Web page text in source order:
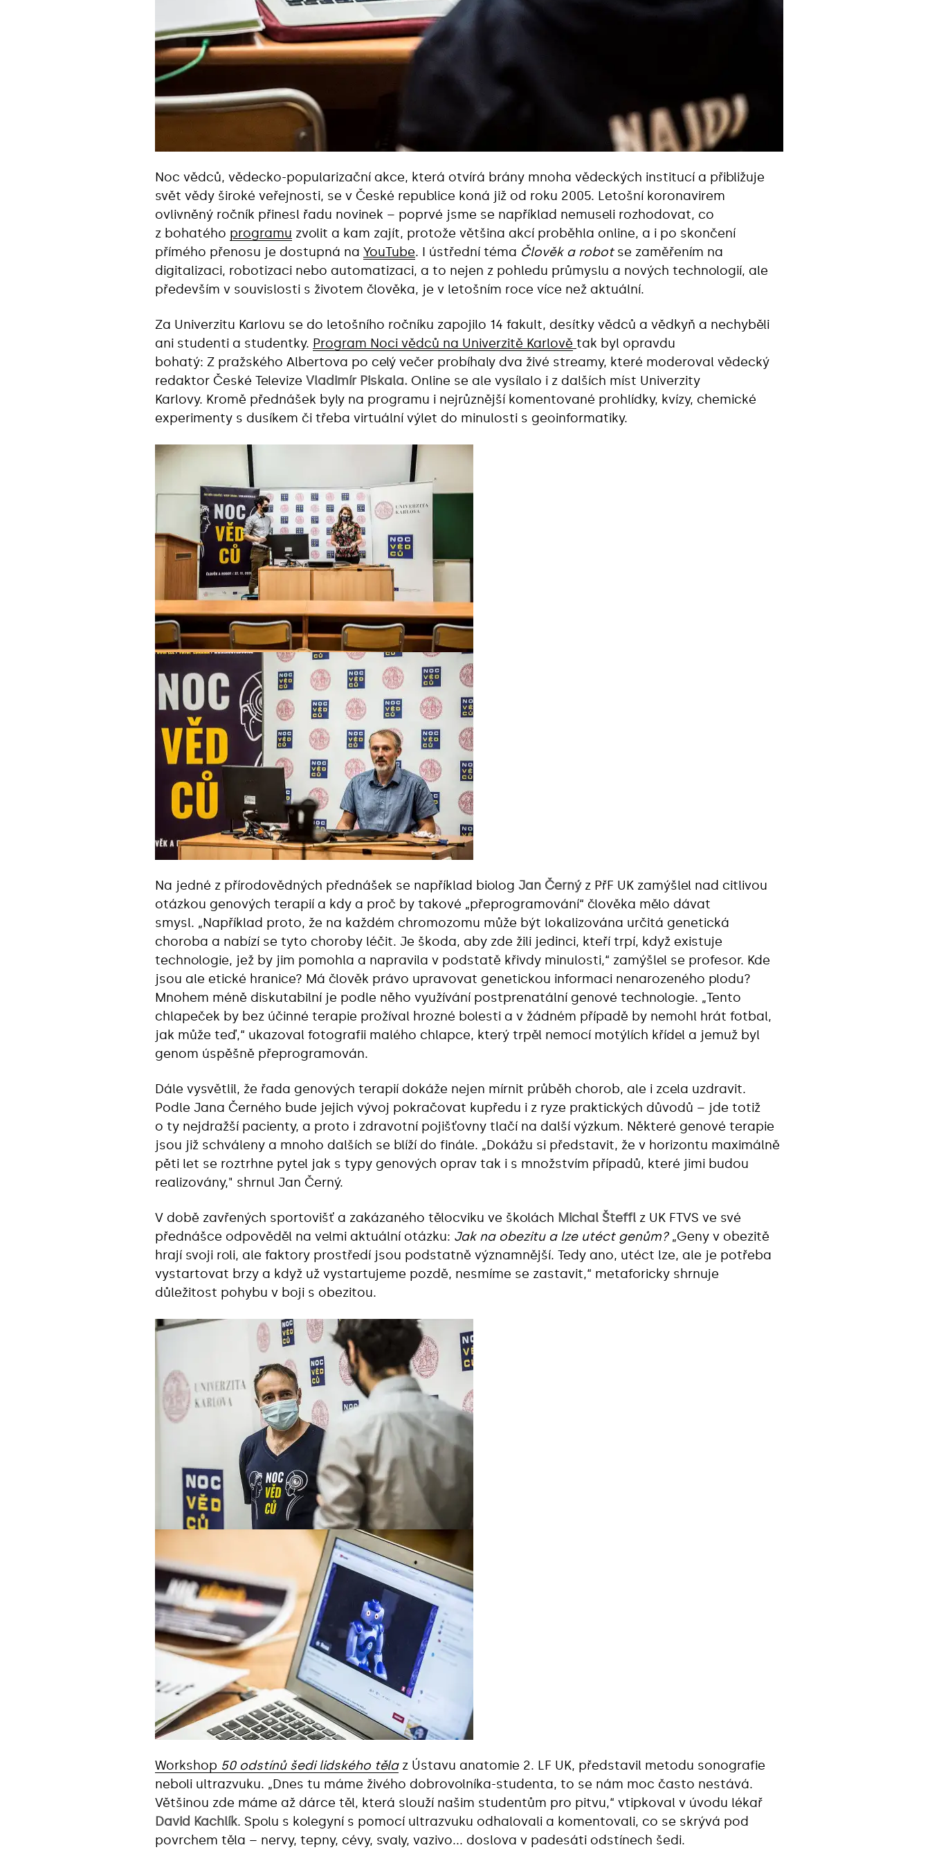
Noc vědců, vědecko-popularizační akce, která otvírá brány mnoha vědeckých institucí a přibližuje
svět vědy široké veřejnosti, se v České republice koná již od roku 2005. Letošní koronavirem
ovlivněný ročník přinesl řadu novinek – poprvé jsme se například nemuseli rozhodovat, co
z bohatého programu zvolit a kam zajít, protože většina akcí proběhla online, a i po skončení
přímého přenosu je dostupná na YouTube. I ústřední téma Člověk a robotse zaměřením na
digitalizaci, robotizaci nebo automatizaci, a to nejen z pohledu průmyslu a nových technologií, ale
především v souvislosti s životem člověka, je v letošním roce více než aktuální.
Za Univerzitu Karlovu se do letošního ročníku zapojilo 14 fakult, desítky vědců a vědkyň a nechyběli
ani studenti a studentky. Program Noci vědců na Univerzitě Karlově tak byl opravdu
bohatý: Z pražského Albertova po celý večer probíhaly dva živé streamy, které moderoval vědecký
redaktor České Televize Vladimír Piskala. Online se ale vysílalo i z dalších míst Univerzity
Karlovy. Kromě přednášek byly na programu i nejrůznější komentované prohlídky, kvízy, chemické
experimenty s dusíkem či třeba virtuální výlet do minulosti s geoinformatiky.
Na jedné z přírodovědných přednášek se například biolog Jan Černýz PřF UK zamýšlel nad citlivou
otázkou genových terapií a kdy a proč by takové „přeprogramování“ člověka mělo dávat
smysl. „Například proto, že na každém chromozomu může být lokalizována určitá genetická
choroba a nabízí se tyto choroby léčit. Je škoda, aby zde žili jedinci, kteří trpí, když existuje
technologie, jež by jim pomohla a napravila v podstatě křivdy minulosti,“ zamýšlel se profesor. Kde
jsou ale etické hranice? Má člověk právo upravovat genetickou informaci nenarozeného plodu?
Mnohem méně diskutabilní je podle něho využívání postprenatální genové technologie. „Tento
chlapeček by bez účinné terapie prožíval hrozné bolesti a v žádném případě by nemohl hrát fotbal,
jak může teď,“ ukazoval fotografii malého chlapce, kter‎ý trpěl nemocí motýlích křídel a jemuž byl
genom úspěšně přeprogramován.
Dále vysvětlil, že řada genových terapií dokáže nejen mírnit průběh chorob, ale i zcela uzdravit.
Podle Jana Černého bude jejich vývoj pokračovat kupředu i z ryze praktických důvodů – jde totiž
o ty nejdražší pacienty, a proto i zdravotní pojišťovny tlačí na další výzkum. Některé genové terapie
jsou již schváleny a mnoho dalších se blíží do finále. „Dokážu si představit, že v horizontu maximálně
pěti let se roztrhne pytel jak s typy genových oprav tak i s množstvím případů, které jimi budou
realizovány," shrnul Jan Černý.
V době zavřených sportovišť a zakázaného tělocviku ve školách Michal Šteffl z UK FTVS ve své
přednášce odpověděl na velmi aktuální otázku: Jak na obezitu a lze utéct genům?„Geny v obezitě
hrají svoji roli, ale faktory prostředí jsou podstatně významnější. Tedy ano, utéct lze, ale je potřeba
vystartovat brzy a když už vystartujeme pozdě, nesmíme se zastavit,“ metaforicky shrnuje
důležitost pohybu v boji s obezitou.
Workshop 50 odstínů šedi lidského tělaz Ústavu anatomie 2. LF UK, představil metodu sonografie
neboli ultrazvuku. „Dnes tu máme živého dobrovolníka-studenta, to se nám moc často nestává.
Většinou zde máme až dárce těl, která slouží našim studentům pro pitvu,“ vtipkoval v úvodu lékař
David Kachlík. Spolu s kolegyní s pomocí ultrazvuku odhalovali a komentovali, co se skrývá pod
povrchem těla – nervy, tepny, cévy, svaly, vazivo... doslova v padesáti odstínech šedi.